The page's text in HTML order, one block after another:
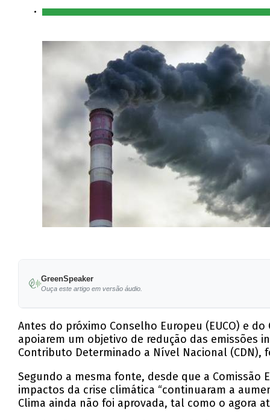
GreenSpeaker
Ouça este artigo em versão áudio.
Antes do próximo Conselho Europeu (EUCO) e
apoiarem um objetivo de redução das emissões
Contributo Determinado a Nível Nacional (CDN),
Segundo a mesma fonte, desde que a Comissão
impactos da crise climática “continuaram a
Clima ainda não foi aprovada, tal como o agora